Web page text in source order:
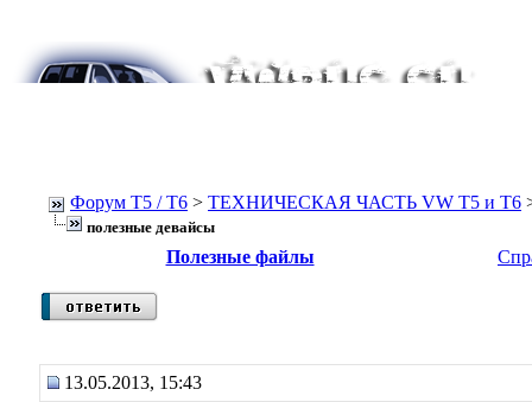
Форум Т5 / T6 > ТЕХНИЧЕСКАЯ ЧАСТЬ VW T5 и T6
полезные девайсы
Полезные файлы
13.05.2013, 15:43